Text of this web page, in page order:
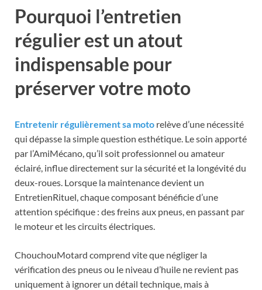
Pourquoi l’entretien
régulier est un atout
indispensable pour
préserver votre moto
Entretenir régulièrement sa moto relève d’une nécessité
qui dépasse la simple question esthétique. Le soin apporté
par l’AmiMécano, qu’il soit professionnel ou amateur
éclairé, influe directement sur la sécurité et la longévité du
deux-roues. Lorsque la maintenance devient un
EntretienRituel, chaque composant bénéficie d’une
attention spécifique : des freins aux pneus, en passant par
le moteur et les circuits électriques.
ChouchouMotard comprend vite que négliger la
vérification des pneus ou le niveau d’huile ne revient pas
uniquement à ignorer un détail technique, mais à